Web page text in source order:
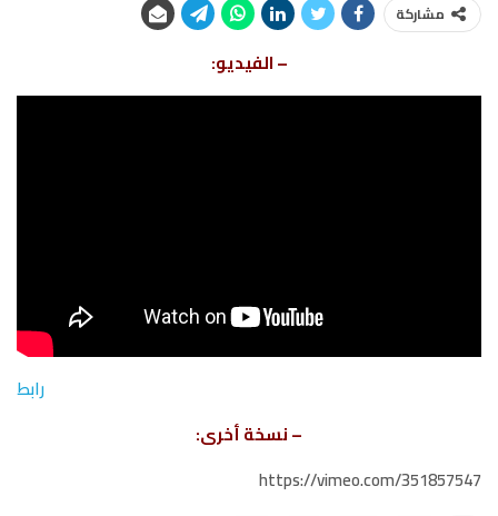
مشاركة
– الفيديو:
رابط
– نسخة أخرى:
https://vimeo.com/351857547